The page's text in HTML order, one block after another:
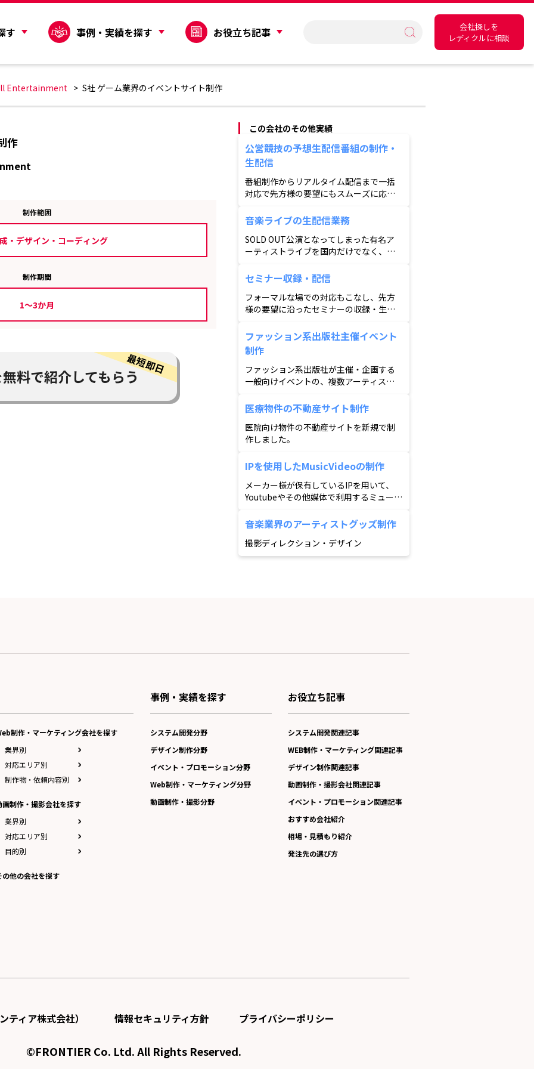
す 事例・実績を探す お役立ち記事
会社探しを
レディクルに相談
Entertainment S社 ゲーム業界のイベントサイト制作
作
制作範囲
・デザイン・コーディング
制作期間
1～3か月
無料で紹介してもらう
この会社のその他実績
公営競技の予想生配信番組の制作・
生配信
番組制作からリアルタイム配信まで一括
対応で先方様の要望にもスムーズに応え
音楽ライブの生配信業務
SOLD OUT公演となってしまった有名ア
ーティストライブを国内だけでなく、海
セミナー収録・配信
フォーマルな場での対応もこなし、先方
様の要望に沿ったセミナーの収録・生配
ファッション系出版社主催イベント
制作
ファッション系出版社が主催・企画する
一般向けイベントの、複数アーティスト
舞台、及びアーティストブッキングや当
日の運営等。
医療物件の不動産サイト制作
医院向け物件の不動産サイトを新規で制
作しました。
IPを使用したMusicVideoの制作
メーカー様が保有しているIPを用いて、
Youtubeやその他媒体で利用するミュージ
した。
音楽業界のアーティストグッズ制作
撮影ディレクション・デザイン
制作・マーケティング会社を探す
業界別
対応エリア別
制作物・依頼内容別
画制作・撮影会社を探す
業界別
対応エリア別
目的別
の他の会社を探す
事例・実績を探す
システム開発分野
デザイン制作分野
イベント・プロモーション分野
Web制作・マーケティング分野
動画制作・撮影分野
お役立ち記事
システム開発関連記事
WEB制作・マーケティング関連記事
デザイン制作関連記事
動画制作・撮影会社関連記事
イベント・プロモーション関連記事
おすすめ会社紹介
相場・見積もり紹介
発注先の選び方
ティア株式会社） 情報セキュリティ方針 プライバシーポリシー
©FRONTIER Co. Ltd. All Rights Reserved.